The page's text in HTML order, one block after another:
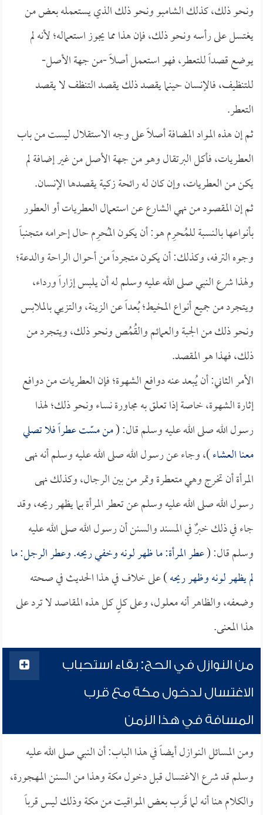
ونحو ذلك، كذلك الشامبو ونحو ذلك الذي يستعمله بعض من
يغتسل على رأسه ونحو ذلك، فإن هذا مما يجوز استعماله؛ لأنه لم
يوضع قصداً للتعطر، فهو استعمل أصلاً -من جهة الأصل-
للتنظيف، فالإنسان حينما يقصد ذلك يقصد التنظف لا يقصد
التعطر.
ثم إن هذه المواد المضافة أصلاً على وجه الاستقلال ليست من باب
العطريات، فأكل البرتقال وهو من جهة الأصل من غير إضافة لم
يكن من العطريات، وإن كان له رائحة زكية يقصدها الإنسان.
ثم إن المقصود من نهي الشارع عن استعمال العطريات أو العطور
بأنواعها بالنسبة للمُحرِم هو: أن يكون المُحرِم حال إحرامه متجنباً
وجوه الترفه، وكذلك: أن يكون متجرداً من أحوال الراحة والدعة؛
ولهذا شرع النبي صلى الله عليه وسلم له أن يلبس إزاراً ورداء،
ويتجرد من جميع أنواع المخيط؛ بُعداً عن الزينة، والتزيي بالملابس
ونحو ذلك من الجبة والعمائم والقُمُص ونحو ذلك، ويتجرد من
ذلك، فهذا هو المقصد.
الأمر الثاني: أن يُبعد عنه دوافع الشهوة؛ فإن العطريات من دوافع
إثارة الشهوة، خاصة إذا تعلق به مجاورة نساء ونحو ذلك؛ لهذا
رسول الله صلى الله عليه وسلم قال: (من مسّت عطراً فلا تصلي
معنا العشاء)، وجاء عن رسول الله صلى الله عليه وسلم أنه نهى
المرأة أن تخرج وهي متعطرة وتمر من بين الرجال، وكذلك نهى
رسول الله صلى الله عليه وسلم عن تعطر المرأة بما يظهر ريحه، وقد
جاء في ذلك خبرٌ في المسند والسنن أن رسول الله صلى الله عليه
وسلم قال: (عطر المرأة: ما ظهر لونه وخفي ريحه. وعطر الرجل: ما
لم يظهر لونه وظهر ريحه) على خلاف في هذا الحديث في صحته
وضعفه، والظاهر أنه معلول، وعلى كلٍ كل هذه المقاصد لا ترد على
هذا المعنى.
من النوازل في الحج: بقاء استحباب
الاغتسال لدخول مكة مع قرب
المسافة في هذا الزمن
ومن المسائل النوازل أيضاً في هذا الباب: أن النبي صلى الله عليه
وسلم قد شرع الاغتسال قبل دخول مكة وهذا من السنن المهجورة،
والكلام هنا أنه لما قَرب بعض المواقيت من مكة وذلك ليس قرباً